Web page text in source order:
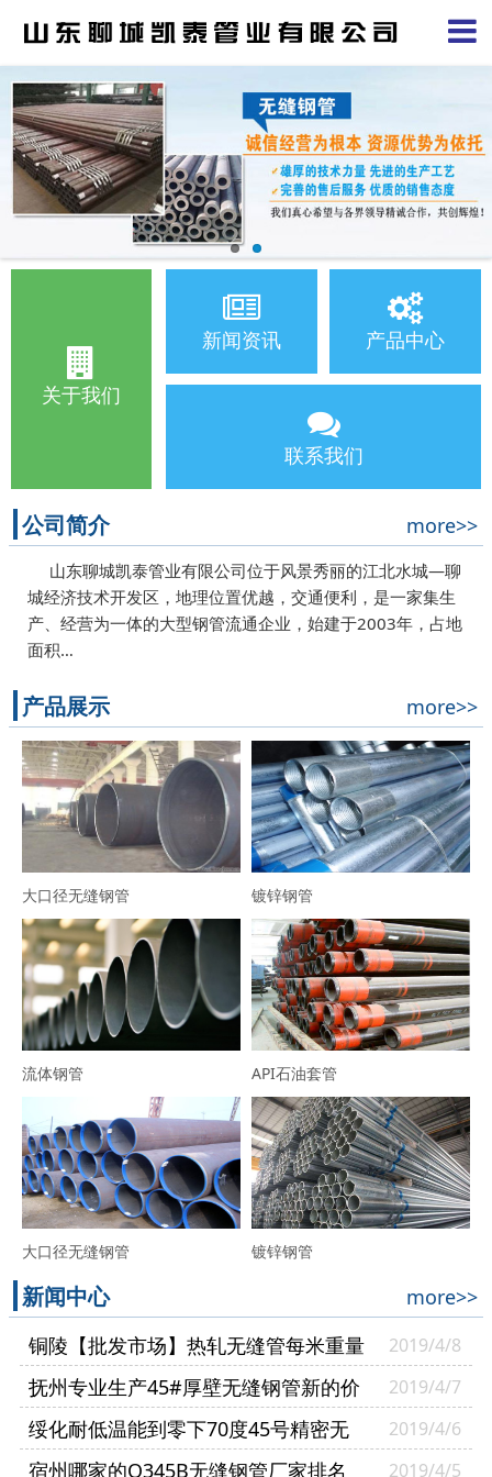
关于我们
新闻资讯 产品中心
联系我们
公司简介 more>>
山东聊城凯泰管业有限公司位于风景秀丽的江北水城—聊
城经济技术开发区，地理位置优越，交通便利，是一家集生
产、经营为一体的大型钢管流通企业，始建于2003年，占地
面积…
产品展示 more>>
大口径无缝钢管 镀锌钢管
流体钢管 API石油套管
大口径无缝钢管 镀锌钢管
新闻中心
more>>
铜陵【批发市场】热轧无缝管每米重量
【凯泰管业】
2019/4/8
抚州专业生产45#厚壁无缝钢管新的价
格-可非标定做
2019/4/7
绥化耐低温能到零下70度45号精密无
缝管怎么辨别【凯泰管业】
2019/4/6
宿州哪家的Q345B无缝钢管厂家排名 2019/4/5